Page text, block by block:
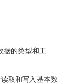
据的类型和工
取和写入基本数